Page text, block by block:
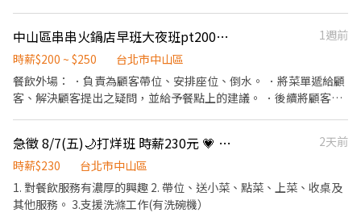
中山區串串火鍋店早班大夜班pt200-220內外場
1週前
時薪$200 ~ $250
台北市中山區
餐飲外場： ．負責為顧客帶位、安排座位、倒水。 ．將菜單遞給顧
客、解決顧客提出之疑問，並給予餐點上的建議。 ．後續將顧客點
負責結帳、收銀等工作。 餐飲內場： ．擔任廚師的助手，處理烹飪
前與烹飪中之準備工作與其他餐廳相關事務。 ．負責洗、剝、削、
切各種食材。 ．負責清理工作環境、設備和餐具。 ．準備不同餐點
所需要的食材。 ．協助測量食材的容量與重量。 ．負責擺盤、打包
急徵 8/7(五)🌙打烊班 時薪230元 💗 民生東店 餐廳外場服務生
2天前
時薪$230
台北市中山區
1. 對餐飲服務有濃厚的興趣 2. 帶位、送小菜、點菜、上菜、收桌及
其他服務。 3.支援洗滌工作(有洗碗機）